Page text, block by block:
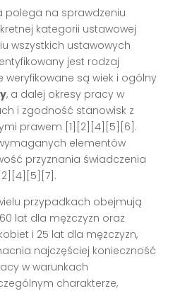
polega na sprawdzeniu
kategorii ustawowej
wszystkich ustawowych
jest rodzaj
weryfikowane są wiek i ogólny
, a dalej okresy pracy w
i zgodność stanowisk z
prawem [1][2][4][5][6].
elementów
przyznania świadczenia
przypadkach obejmują
lat dla mężczyzn oraz
i 25 lat dla mężczyzn,
najczęściej konieczność
w warunkach
charakterze,